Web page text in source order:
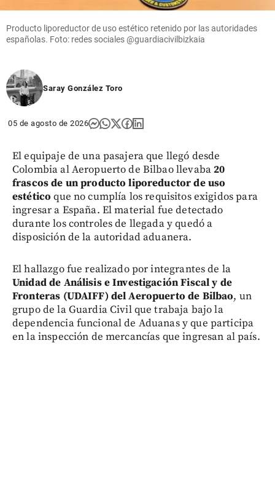
Producto liporeductor de uso estético retenido por las autoridades
españolas. Foto: redes sociales @guardiacivilbizkaia
Saray González Toro
05 de agosto de 2026
El equipaje de una pasajera que llegó desde
Colombia al Aeropuerto de Bilbao llevaba20
frascos de un producto liporeductor de uso
estético que no cumplía los requisitos exigidos para
ingresar a España. El material fue detectado
durante los controles de llegada y quedó a
disposición de la autoridad aduanera.
El hallazgo fue realizado por integrantes de la
Unidad de Análisis e Investigación Fiscal y de
Fronteras (UDAIFF) del Aeropuerto de Bilbao, un
grupo de la Guardia Civil que trabaja bajo la
dependencia funcional de Aduanas y que participa
en la inspección de mercancías que ingresan al país.